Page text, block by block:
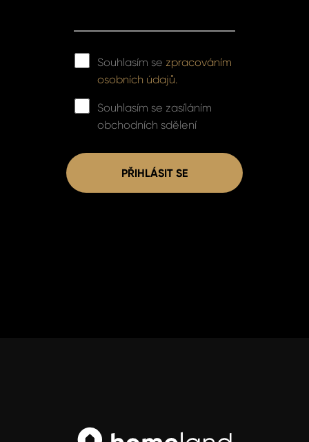
Souhlasím se zpracováním
osobních údajů.
Souhlasím se zasíláním
obchodních sdělení
PŘIHLÁSIT SE